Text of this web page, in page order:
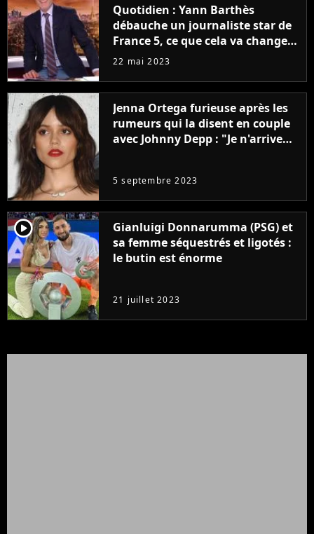
Quotidien : Yann Barthès
débauche un journaliste star de
France 5, ce que cela va changer
à la rentrée
22 mai 2023
Jenna Ortega furieuse après les
rumeurs qui la disent en couple
avec Johnny Depp : "Je n'arrive
5 septembre 2023
player2
Gianluigi Donnarumma (PSG) et
sa femme séquestrés et ligotés :
le butin est énorme
21 juillet 2023